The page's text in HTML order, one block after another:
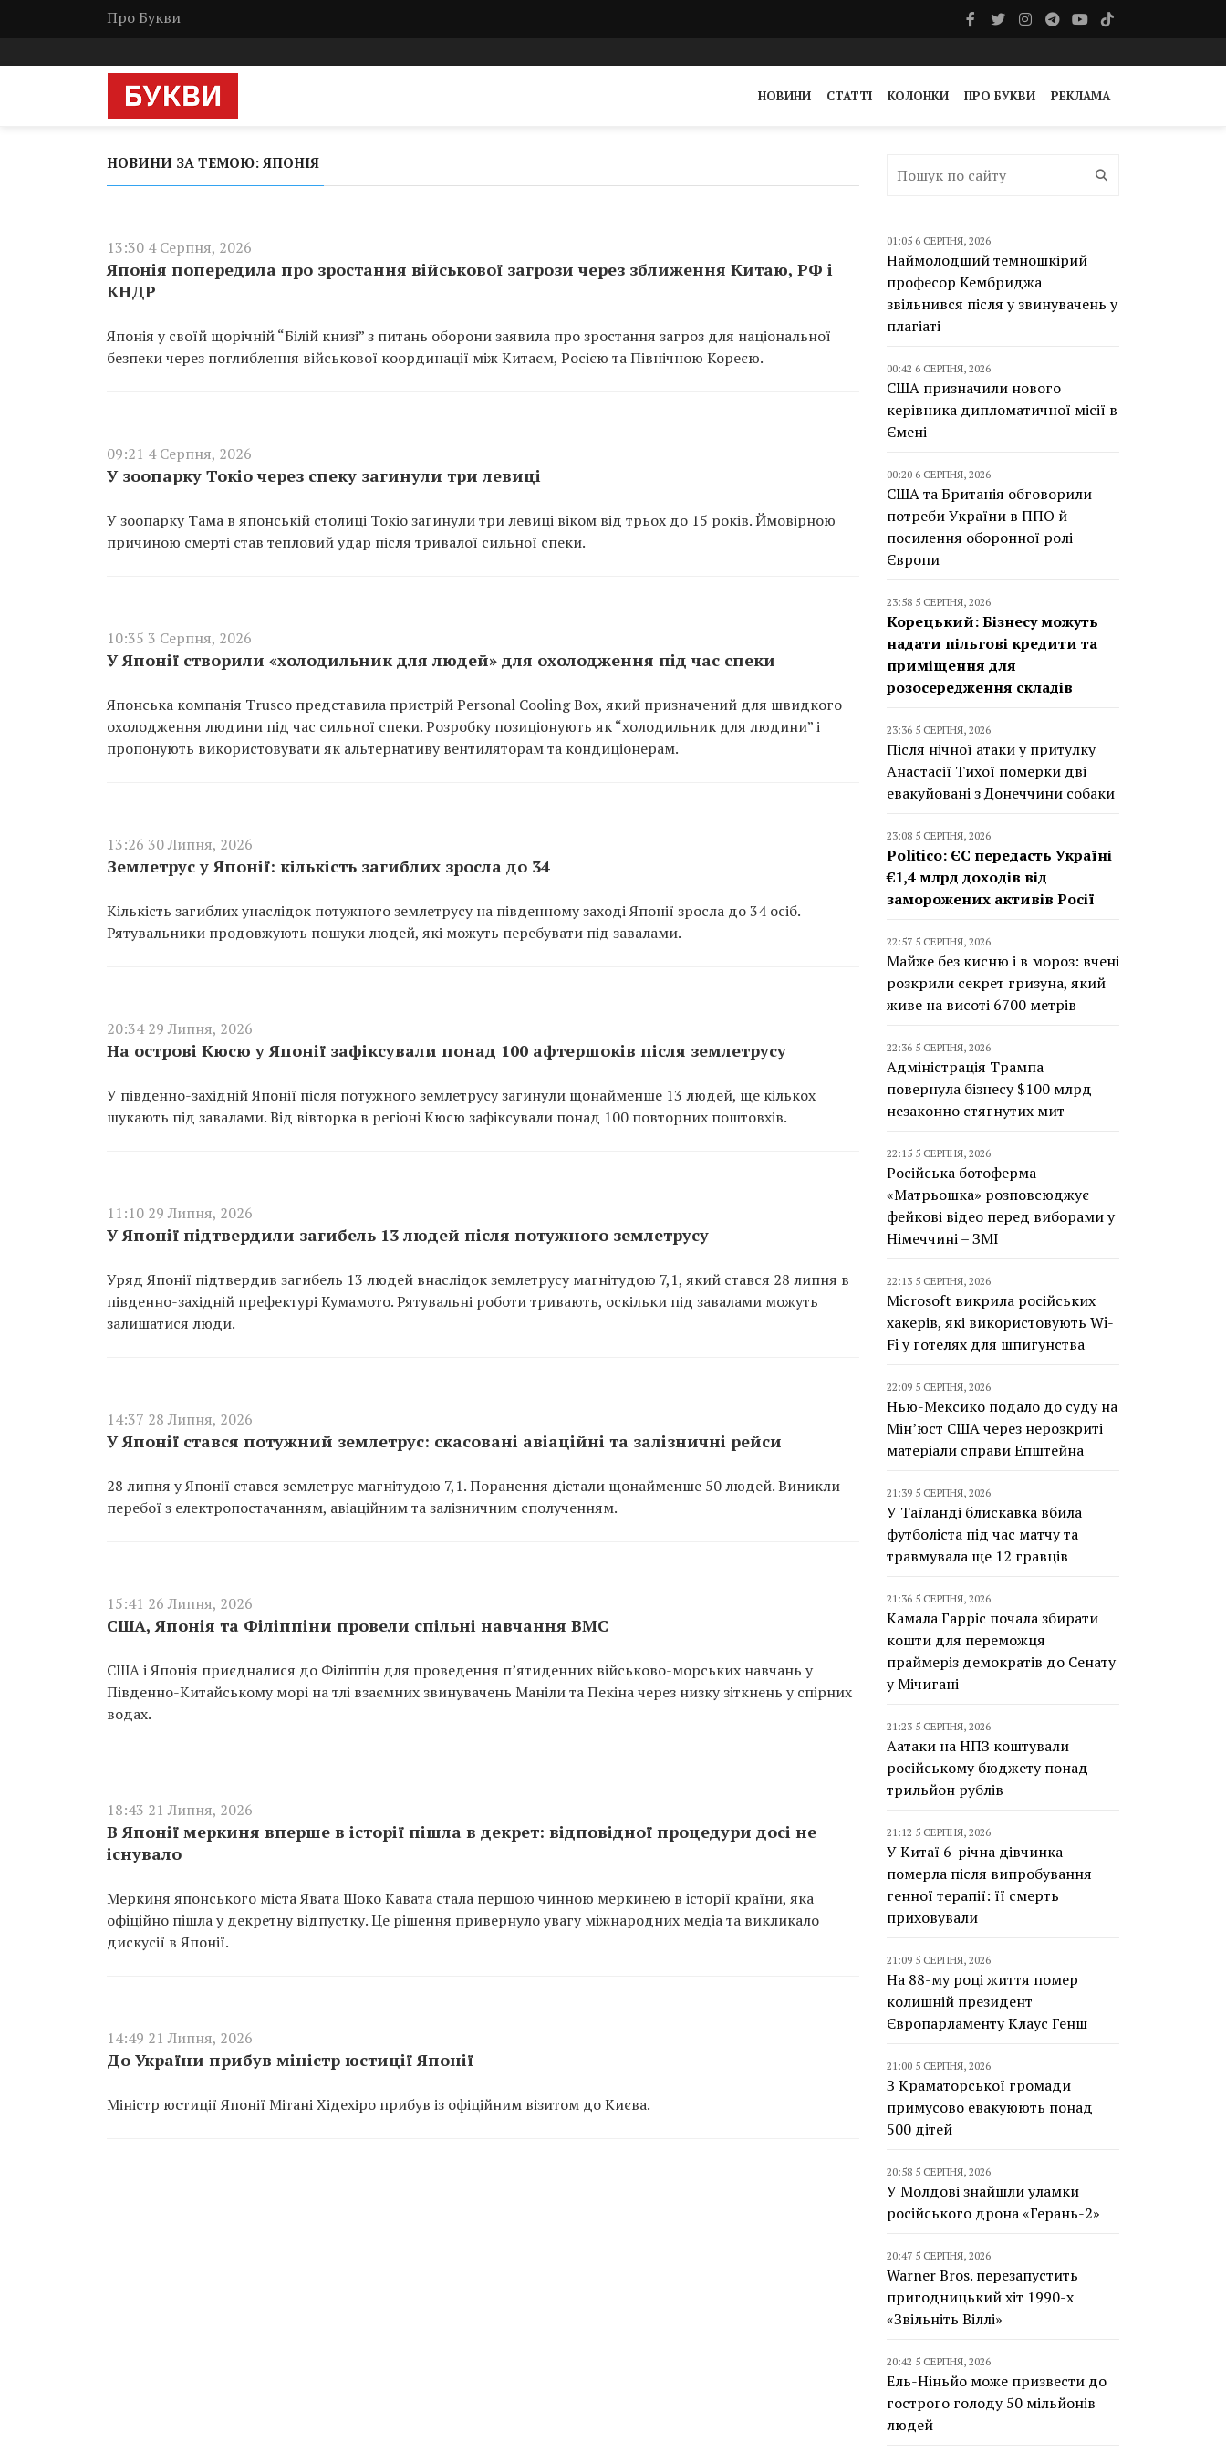
Про Букви
НОВИНИ СТАТТІ КОЛОНКИ ПРО БУКВИ РЕКЛАМА
НОВИНИ ЗА ТЕМОЮ: ЯПОНІЯ
13:30 4 Серпня, 2026
Японія попередила про зростання військової загрози через зближення Китаю, РФ і
КНДР
Японія у своїй щорічній “Білій книзі” з питань оборони заявила про зростання загроз для національної
безпеки через поглиблення військової координації між Китаєм, Росією та Північною Кореєю.
09:21 4 Серпня, 2026
У зоопарку Токіо через спеку загинули три левиці
У зоопарку Тама в японській столиці Токіо загинули три левиці віком від трьох до 15 років. Ймовірною
причиною смерті став тепловий удар після тривалої сильної спеки.
10:35 3 Серпня, 2026
У Японії створили «холодильник для людей» для охолодження під час спеки
Японська компанія Trusco представила пристрій Personal Cooling Box, який призначений для швидкого
охолодження людини під час сильної спеки. Розробку позиціонують як “холодильник для людини” і
пропонують використовувати як альтернативу вентиляторам та кондиціонерам.
13:26 30 Липня, 2026
Землетрус у Японії: кількість загиблих зросла до 34
Кількість загиблих унаслідок потужного землетрусу на південному заході Японії зросла до 34 осіб.
Рятувальники продовжують пошуки людей, які можуть перебувати під завалами.
20:34 29 Липня, 2026
На острові Кюсю у Японії зафіксували понад 100 афтершоків після землетрусу
У південно-західній Японії після потужного землетрусу загинули щонайменше 13 людей, ще кількох
шукають під завалами. Від вівторка в регіоні Кюсю зафіксували понад 100 повторних поштовхів.
11:10 29 Липня, 2026
У Японії підтвердили загибель 13 людей після потужного землетрусу
Уряд Японії підтвердив загибель 13 людей внаслідок землетрусу магнітудою 7,1, який стався 28 липня в
південно-західній префектурі Кумамото. Рятувальні роботи тривають, оскільки під завалами можуть
залишатися люди.
14:37 28 Липня, 2026
У Японії стався потужний землетрус: скасовані авіаційні та залізничні рейси
28 липня у Японії стався землетрус магнітудою 7,1. Поранення дістали щонайменше 50 людей. Виникли
перебої з електропостачанням, авіаційним та залізничним сполученням.
15:41 26 Липня, 2026
США, Японія та Філіппіни провели спільні навчання ВМС
США і Японія приєдналися до Філіппін для проведення п’ятиденних військово-морських навчань у
Південно-Китайському морі на тлі взаємних звинувачень Маніли та Пекіна через низку зіткнень у спірних
водах.
18:43 21 Липня, 2026
В Японії меркиня вперше в історії пішла в декрет: відповідної процедури досі не
існувало
Меркиня японського міста Явата Шоко Кавата стала першою чинною меркинею в історії країни, яка
офіційно пішла у декретну відпустку. Це рішення привернуло увагу міжнародних медіа та викликало
дискусії в Японії.
14:49 21 Липня, 2026
До України прибув міністр юстиції Японії
Міністр юстиції Японії Мітані Хідехіро прибув із офіційним візитом до Києва.
01:05 6 СЕРПНЯ, 2026
Наймолодший темношкірий
професор Кембриджа
звільнився після у звинувачень у
плагіаті
00:42 6 СЕРПНЯ, 2026
США призначили нового
керівника дипломатичної місії в
Ємені
00:20 6 СЕРПНЯ, 2026
США та Британія обговорили
потреби України в ППО й
посилення оборонної ролі
Європи
23:58 5 СЕРПНЯ, 2026
Корецький: Бізнесу можуть
надати пільгові кредити та
приміщення для
розосередження складів
23:36 5 СЕРПНЯ, 2026
Після нічної атаки у притулку
Анастасії Тихої померки дві
евакуйовані з Донеччини собаки
23:08 5 СЕРПНЯ, 2026
Politico: ЄС передасть Україні
€1,4 млрд доходів від
заморожених активів Росії
22:57 5 СЕРПНЯ, 2026
Майже без кисню і в мороз: вчені
розкрили секрет гризуна, який
живе на висоті 6700 метрів
22:36 5 СЕРПНЯ, 2026
Адміністрація Трампа
повернула бізнесу $100 млрд
незаконно стягнутих мит
22:15 5 СЕРПНЯ, 2026
Російська ботоферма
«Матрьошка» розповсюджує
фейкові відео перед виборами у
Німеччині – ЗМІ
22:13 5 СЕРПНЯ, 2026
Microsoft викрила російських
хакерів, які використовують Wi-
Fi у готелях для шпигунства
22:09 5 СЕРПНЯ, 2026
Нью-Мексико подало до суду на
Мін’юст США через нерозкриті
матеріали справи Епштейна
21:39 5 СЕРПНЯ, 2026
У Таїланді блискавка вбила
футболіста під час матчу та
травмувала ще 12 гравців
21:36 5 СЕРПНЯ, 2026
Камала Гарріс почала збирати
кошти для переможця
праймеріз демократів до Сенату
у Мічигані
21:23 5 СЕРПНЯ, 2026
Аатаки на НПЗ коштували
російському бюджету понад
трильйон рублів
21:12 5 СЕРПНЯ, 2026
У Китаї 6-річна дівчинка
померла після випробування
генної терапії: її смерть
приховували
21:09 5 СЕРПНЯ, 2026
На 88-му році життя помер
колишній президент
Європарламенту Клаус Генш
21:00 5 СЕРПНЯ, 2026
З Краматорської громади
примусово евакуюють понад
500 дітей
20:58 5 СЕРПНЯ, 2026
У Молдові знайшли уламки
російського дрона «Герань-2»
20:47 5 СЕРПНЯ, 2026
Warner Bros. перезапустить
пригодницький хіт 1990-х
«Звільніть Віллі»
20:42 5 СЕРПНЯ, 2026
Ель-Ніньйо може призвести до
гострого голоду 50 мільйонів
людей